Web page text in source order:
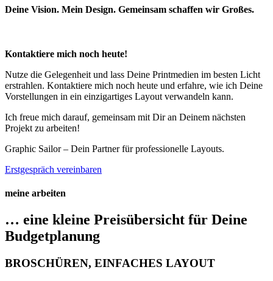
Deine Vision. Mein Design. Gemeinsam schaffen wir Großes.
Kontaktiere mich noch heute!
Nutze die Gelegenheit und lass Deine Printmedien im besten Licht
erstrahlen. Kontaktiere mich noch heute und erfahre, wie ich Deine
Vorstellungen in ein einzigartiges Layout verwandeln kann.
Ich freue mich darauf, gemeinsam mit Dir an Deinem nächsten
Projekt zu arbeiten!
Graphic Sailor – Dein Partner für professionelle Layouts.
Erstgespräch vereinbaren
meine arbeiten
… eine kleine Preisübersicht für Deine
Budgetplanung
BROSCHÜREN, EINFACHES LAYOUT